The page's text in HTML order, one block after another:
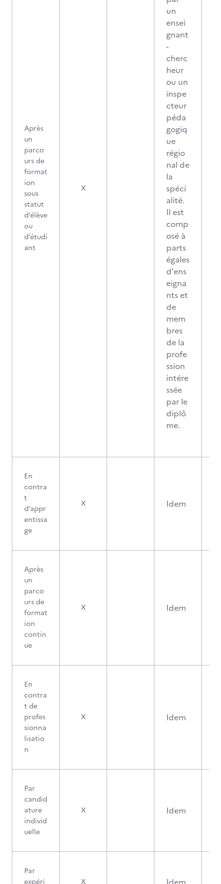
Après
un
parco
urs de
format
ion
sous
statut
d’élève
ou
d’étudi
ant
X
un
ensei
gnant
-
cherc
heur
ou un
inspe
cteur
péda
gogiq
ue
régio
nal de
la
spéci
alité.
Il est
comp
osé à
parts
égales
d'ens
eigna
nts et
de
mem
bres
de la
profe
ssion
intére
ssée
par le
diplô
me.
En
contra
t
d’appr
entissa
ge
X Idem
Après
un
parco
urs de
format
ion
contin
ue
X Idem
En
contra
t de
profes
sionna
lisatio
n
X Idem
Par
candid
ature
individ
uelle
X Idem
Par
expéri
X